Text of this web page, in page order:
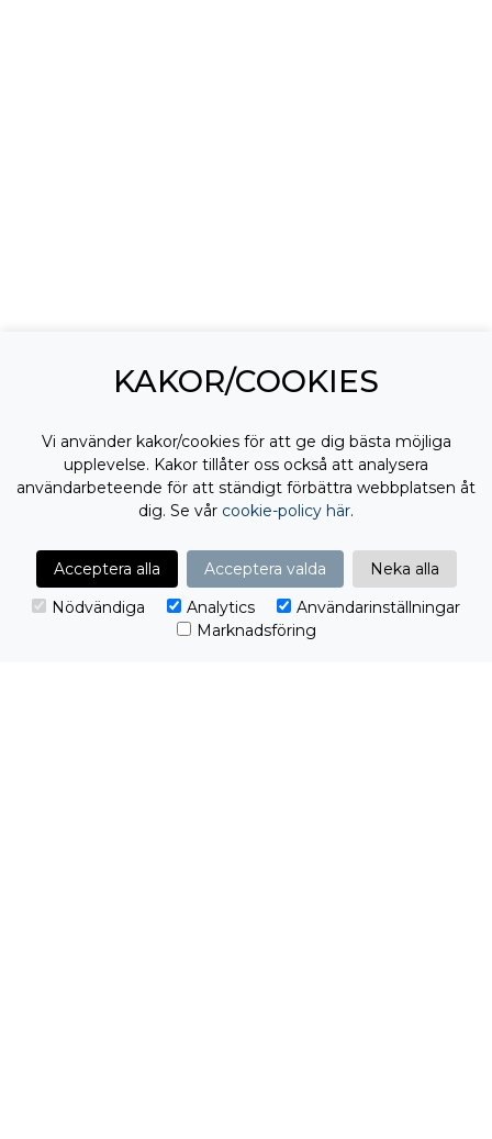
Redo att ta nästa steg?
Från första kontakt till färdig lösning. Vi tar
KAKOR/COOKIES
Vi använder kakor/cookies för att ge dig bästa möjliga
upplevelse. Kakor tillåter oss också att analysera
användarbeteende för att ständigt förbättra webbplatsen åt
dig. Se vår cookie-policy här.
Acceptera alla Acceptera valda
Neka alla
Nödvändiga
Analytics
Användarinställningar
Marknadsföring